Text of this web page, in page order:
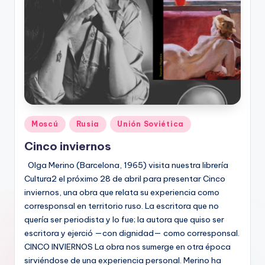
Publicado
en
Moscú Rusia Unión Soviética
Cinco inviernos
Olga Merino (Barcelona, 1965) visita nuestra librería
Cultura2 el próximo 28 de abril para presentar Cinco
inviernos, una obra que relata su experiencia como
corresponsal en territorio ruso. La escritora que no
quería ser periodista y lo fue; la autora que quiso ser
escritora y ejerció —con dignidad— como corresponsal.
CINCO INVIERNOS La obra nos sumerge en otra época
sirviéndose de una experiencia personal. Merino ha